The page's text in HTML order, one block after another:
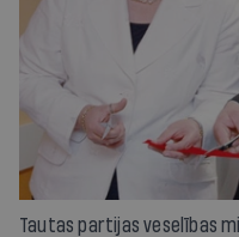
Tautas partijas veselības